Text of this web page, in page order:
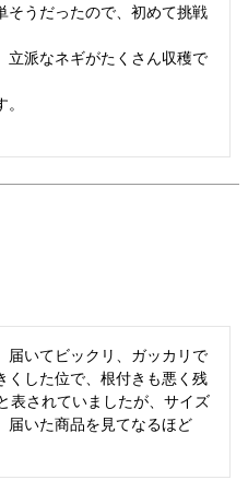
そうだったので、初めて挑戦
立派なネギがたくさん収穫で
届いてビックリ、ガッカリで
くした位で、根付きも悪く残
表されていましたが、サイズ
届いた商品を見てなるほど